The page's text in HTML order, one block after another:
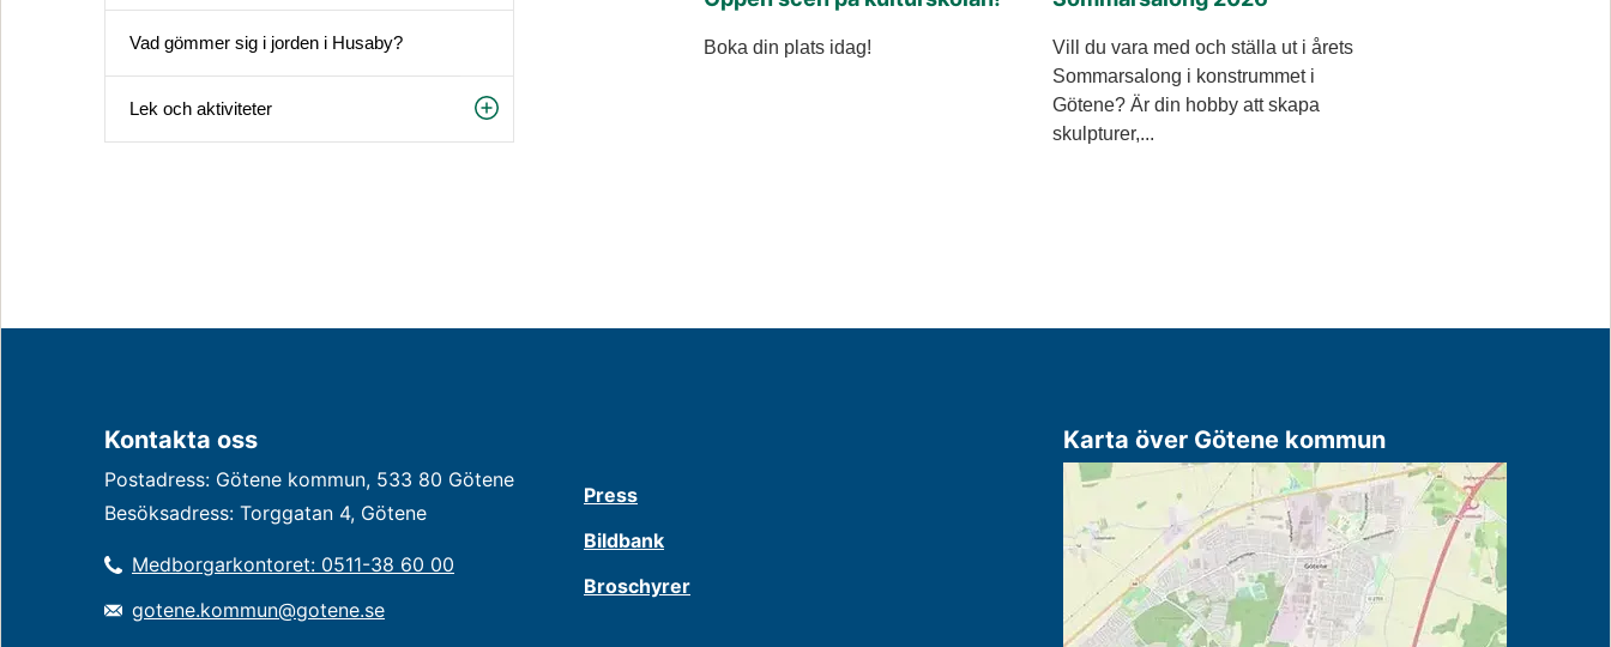
Vad gömmer sig i jorden i Husaby?
Lek och aktiviteter
Boka din plats idag!
Vill du vara med och ställa ut i årets
Sommarsalong i konstrummet i
Götene? Är din hobby att skapa
skulpturer,...
Kontakta oss
Postadress: Götene kommun, 533 80 Götene
Besöksadress: Torggatan 4, Götene
Medborgarkontoret: 0511-38 60 00
gotene.kommun@gotene.se
Press
Bildbank
Broschyrer
Karta över Götene kommun